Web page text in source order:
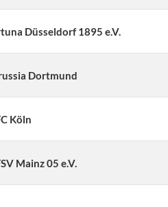
Düsseldorf 1895 e.V.
Dortmund
Köln
Mainz 05 e.V.